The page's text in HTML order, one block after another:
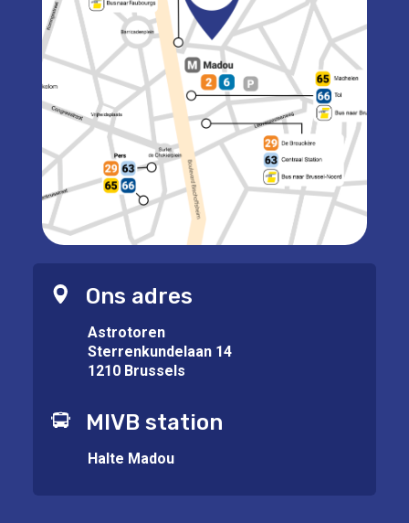
Ons adres
Astrotoren
Sterrenkundelaan 14
1210 Brussels
MIVB station
Halte Madou